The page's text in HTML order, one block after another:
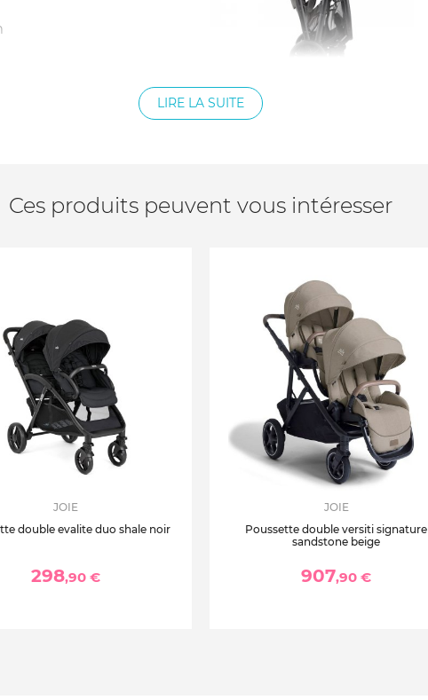
LIRE LA SUITE
Ces produits peuvent vous intéresser
JOIE
double evalite duo shale noir
298,90 €
JOIE
Poussette double versiti signature
sandstone beige
907,90 €